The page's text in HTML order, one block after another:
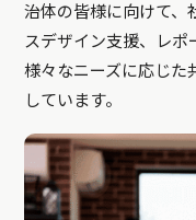
治体の皆様に向けて、
スデザイン支援、レポ
様々なニーズに応じた
しています。